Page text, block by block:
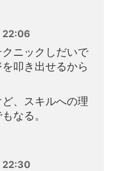
ニックしだいで
叩き出せるから
、スキルへの理
なる。